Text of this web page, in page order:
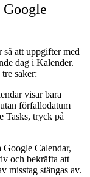
Google
så att uppgifter med
dag i Kalender.
saker:
visar bara
förfallodatum
Tasks, tryck på
Google Calendar,
och bekräfta att
misstag stängas av.